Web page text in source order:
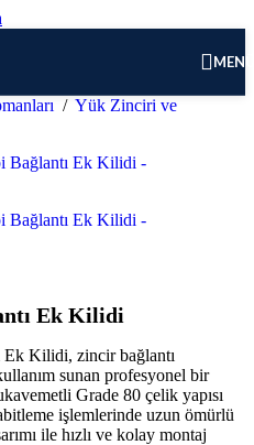
/ Yük Zinciri ve
Ek Kilidi
Kilidi, zincir bağlantı
sunan profesyonel bir
Grade 80 çelik yapısı
işlemlerinde uzun ömürlü
ile hızlı ve kolay montaj